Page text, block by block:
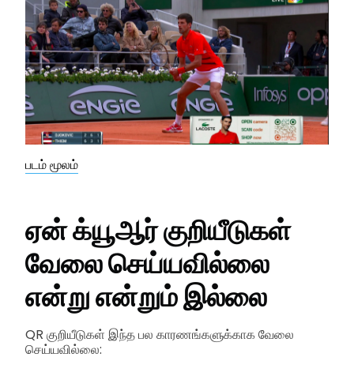
படம் மூலம்
ஏன் க்யூஆர் குறியீடுகள்
வேலை செய்யவில்லை
என்று என்றும் இல்லை
QR குறியீடுகள் இந்த பல காரணங்களுக்காக வேலை
செய்யவில்லை: